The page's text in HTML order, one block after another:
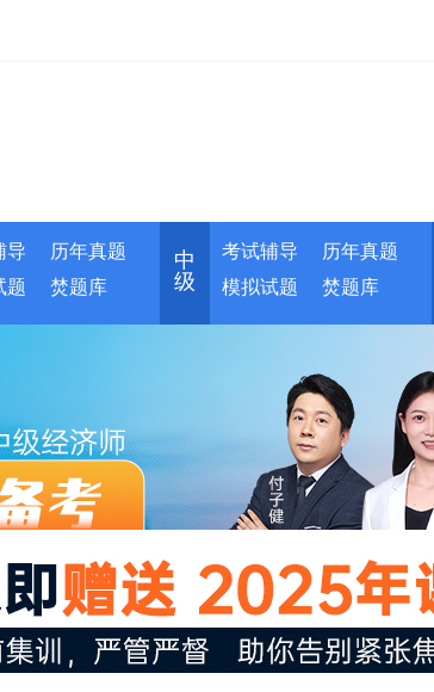
导
历年真题
题
焚题库
中
级
考试辅导
历年真题
模拟试题
焚题库